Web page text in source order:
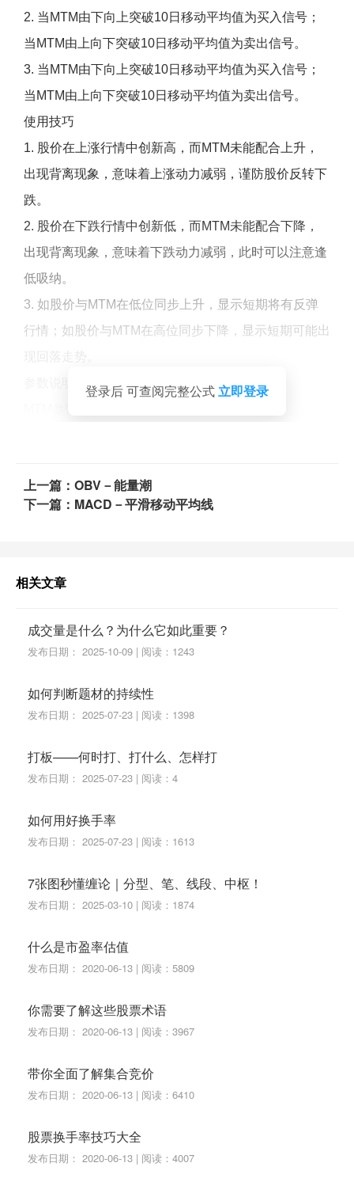
2. 当MTM由下向上突破10日移动平均值为买入信号；
当MTM由上向下突破10日移动平均值为卖出信号。
3. 当MTM由下向上突破10日移动平均值为买入信号；
当MTM由上向下突破10日移动平均值为卖出信号。
使用技巧
1. 股价在上涨行情中创新高，而MTM未能配合上升，
出现背离现象，意味着上涨动力减弱，谨防股价反转下
跌。
2. 股价在下跌行情中创新低，而MTM未能配合下降，
出现背离现象，意味着下跌动力减弱，此时可以注意逢
低吸纳。
3. 如股价与MTM在低位同步上升，显示短期将有反弹
行情；如股价与MTM在高位同步下降，显示短期可能出
登录后 可查阅完整公式 立即登录
上一篇：OBV－能量潮
下一篇：MACD－平滑移动平均线
相关文章
成交量是什么？为什么它如此重要？
发布日期： 2025-10-09 | 阅读：1243
如何判断题材的持续性
发布日期： 2025-07-23 | 阅读：1398
打板——何时打、打什么、怎样打
发布日期： 2025-07-23 | 阅读：4
如何用好换手率
发布日期： 2025-07-23 | 阅读：1613
7张图秒懂缠论｜分型、笔、线段、中枢！
发布日期： 2025-03-10 | 阅读：1874
什么是市盈率估值
发布日期： 2020-06-13 | 阅读：5809
你需要了解这些股票术语
发布日期： 2020-06-13 | 阅读：3967
带你全面了解集合竞价
发布日期： 2020-06-13 | 阅读：6410
股票换手率技巧大全
发布日期： 2020-06-13 | 阅读：4007